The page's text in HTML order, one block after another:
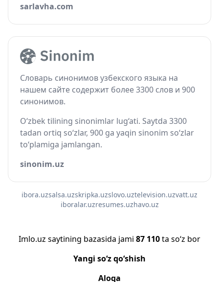
sarlavha.com
Словарь синонимов узбекского языка на
нашем сайте содержит более 3300 слов и 900
синонимов.
O‘zbek tilining sinonimlar lug‘ati. Saytda 3300
tadan ortiq so‘zlar, 900 ga yaqin sinonim so‘zlar
to‘plamiga jamlangan.
sinonim.uz
ibora.uzsalsa.uzskripka.uzslovo.uztelevision.uzvatt.uz
iboralar.uzresumes.uzhavo.uz
Imlo.uz saytining bazasida jami 87 110ta so‘z bor
Yangi so‘z qo‘shish
Aloqa